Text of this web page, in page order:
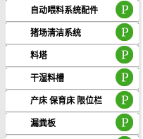
自动喂料系统配件
猪场清洁系统
料塔
干湿料槽
产床 保育床 限位栏
漏粪板